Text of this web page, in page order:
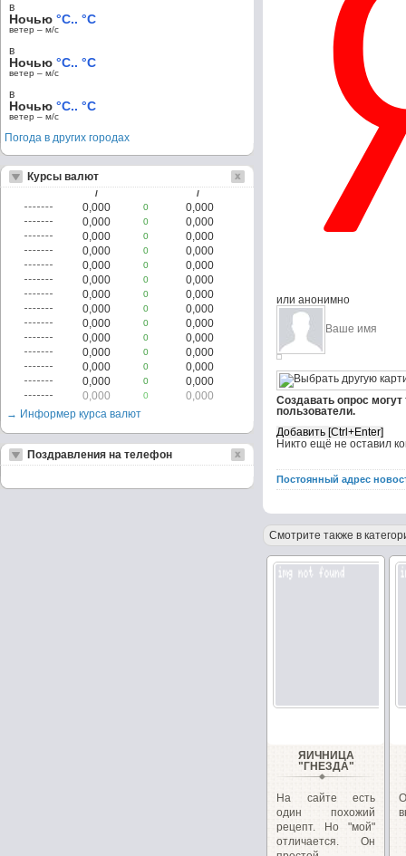
или анонимно
Создавать опрос
пользователи.
Никто ещё не оставил
Постоянный адрес
Смотрите также в
ЯИЧНИЦА
"ГНЕЗДА"
На сайте есть
один похожий
рецепт. Но "мой"
отличается. Он
в
Ночью °C.. °C
ветер – м/c
в
Ночью °C.. °C
ветер – м/c
в
Ночью °C.. °C
ветер – м/c
Погода в других городах
Курсы валют
/ /
0,000 0
0,000
0,000
0
0,000
0,000
0
0,000
0,000
0
0,000
0,000
0
0,000
0,000
0
0,000
0,000
0
0,000
0,000
0
0,000
0,000
0
0,000
0,000
0
0,000
0,000
0
0,000
0,000
0
0,000
0,000
0
0,000
0,000
0
0,000
→ Информер курса валют
Поздравления на телефон